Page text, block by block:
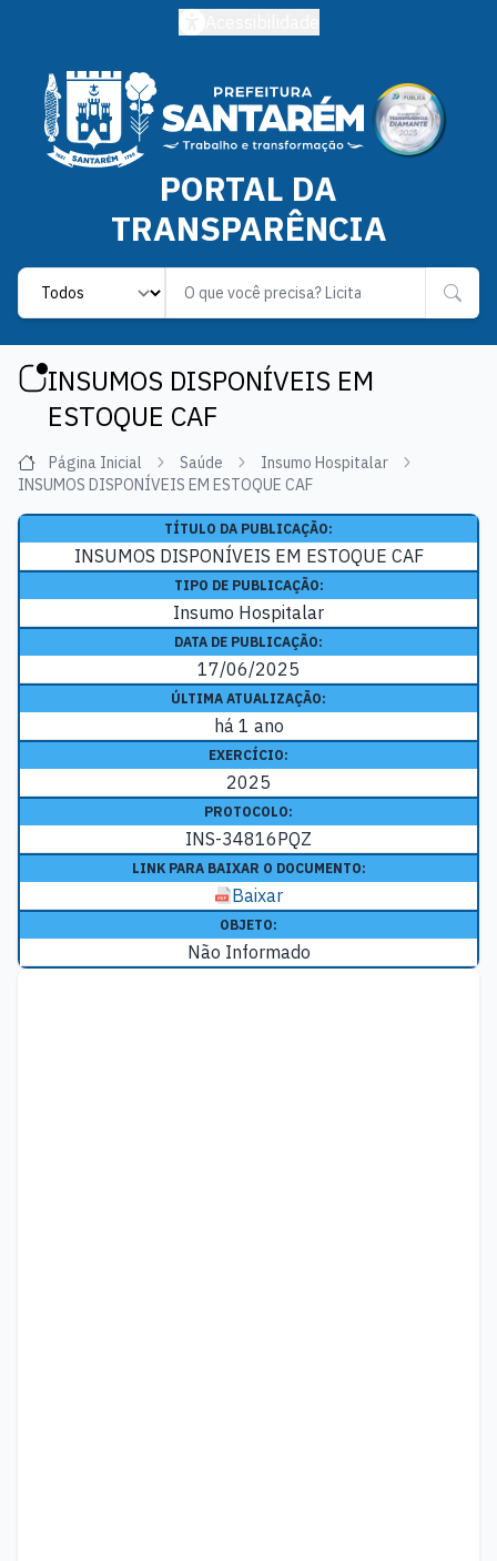
PORTAL DA
TRANSPARÊNCIA
Label
INSUMOS DISPONÍVEIS EM
ESTOQUE CAF
Página Inicial Saúde
Insumo Hospitalar
INSUMOS DISPONÍVEIS EM ESTOQUE CAF
TÍTULO DA PUBLICAÇÃO:
INSUMOS DISPONÍVEIS EM ESTOQUE CAF
TIPO DE PUBLICAÇÃO:
Insumo Hospitalar
DATA DE PUBLICAÇÃO:
17/06/2025
ÚLTIMA ATUALIZAÇÃO:
há 1 ano
EXERCÍCIO:
2025
PROTOCOLO:
INS-34816PQZ
LINK PARA BAIXAR O DOCUMENTO:
Baixar
OBJETO:
Não Informado